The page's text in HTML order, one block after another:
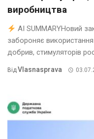
виробництва
AI SUMMARYНовий
забороняє
добрив, стимуляторів
ВідVlasnasprava